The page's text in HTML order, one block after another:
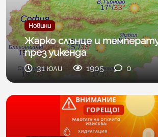
Новини
Жарко слънце и
през уикенда
31 юли 1905 0